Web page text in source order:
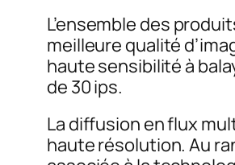
L’ensemble des
meilleure qualité
haute sensibilité à
de 30 ips.
La diffusion en flux
haute résolution. Au